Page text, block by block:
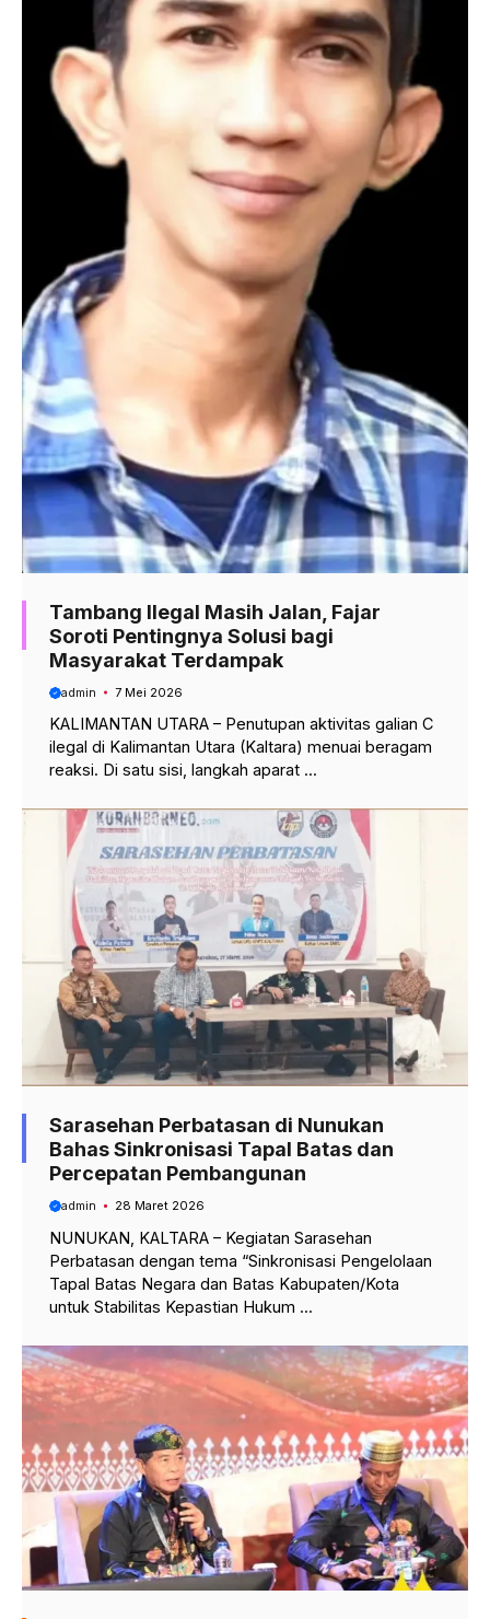
Tambang Ilegal Masih Jalan, Fajar
Soroti Pentingnya Solusi bagi
Masyarakat Terdampak
admin 7 Mei 2026
KALIMANTAN UTARA – Penutupan aktivitas galian C
ilegal di Kalimantan Utara (Kaltara) menuai beragam
reaksi. Di satu sisi, langkah aparat ...
Sarasehan Perbatasan di Nunukan
Bahas Sinkronisasi Tapal Batas dan
Percepatan Pembangunan
admin 28 Maret 2026
NUNUKAN, KALTARA – Kegiatan Sarasehan
Perbatasan dengan tema “Sinkronisasi Pengelolaan
Tapal Batas Negara dan Batas Kabupaten/Kota
untuk Stabilitas Kepastian Hukum ...